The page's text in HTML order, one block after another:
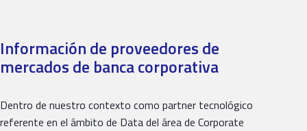
Información de proveedores de
mercados de banca corporativa
Dentro de nuestro contexto como partner tecnológico
referente en el ámbito de Data del área de Corporate